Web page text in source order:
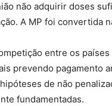
não adquirir doses
A MP foi convertida
entre os
prevendo pagamento
de não
fundamentadas.